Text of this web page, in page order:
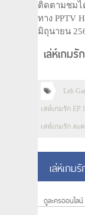
ติดตามชมไ
ทาง PPTV
มิถุนายน
เล่ห์เกม
Leh
เล่ห์เกมรัก
เล่ห์เกมรัก ละ
เล่ห์เกม
ดูละครออนไล